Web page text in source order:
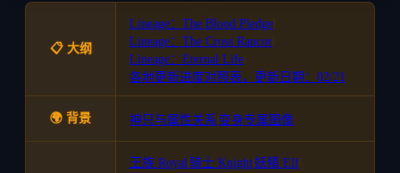
📋 大纲
Lineage：The Blood Pledge
Lineage：The Cross Rancor
Lineage：Eternal Life
各地更新进度对照表，更新日期：02/21
🌍 背景 神只与属性关系 变身专属图像
王族 Royal骑士 Knight妖精 Elf